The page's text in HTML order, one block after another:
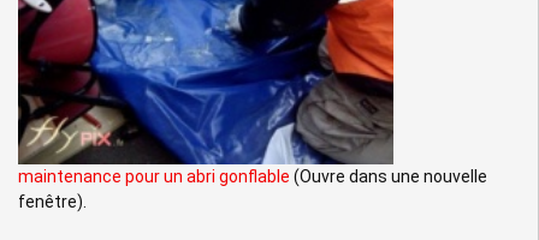
maintenance pour un abri gonflable (Ouvre dans une nouvelle
fenêtre).